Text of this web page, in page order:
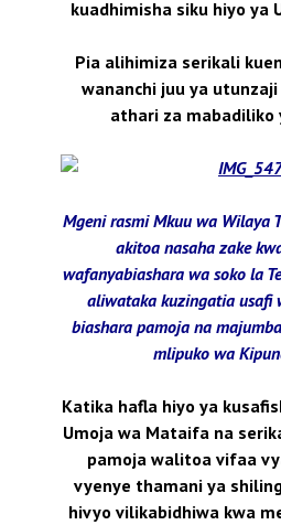
kuadhimisha siku hiyo ya
Pia alihimiza serikali
wananchi juu ya
athari za mabadiliko
Mgeni rasmi Mkuu wa Wilaya
akitoa nasaha zake
wafanyabiashara wa soko la
aliwataka kuzingatia usafi
biashara pamoja na
mlipuko wa
Katika hafla hiyo ya
Umoja wa Mataifa na
pamoja walitoa vifaa
vyenye thamani ya
hivyo vilikabidhiwa kwa